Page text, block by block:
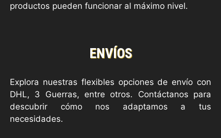
productos pueden funcionar al máximo nivel.
ENVÍOS
Explora nuestras flexibles opciones de envío con
DHL, 3 Guerras, entre otros. Contáctanos para
descubrir cómo nos adaptamos a tus
necesidades.